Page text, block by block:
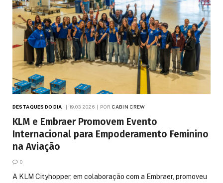
DESTAQUES DO DIA 19.03.2026 POR CABIN CREW
KLM e Embraer Promovem Evento
Internacional para Empoderamento Feminino
na Aviação
0
A KLM Cityhopper, em colaboração com a Embraer, promoveu